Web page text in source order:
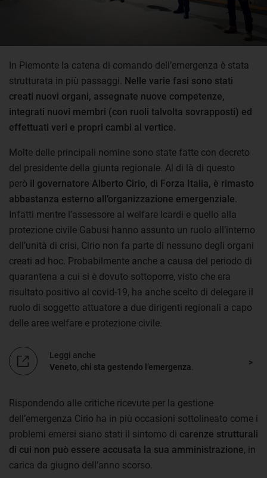
In Piemonte la catena di comando dell’emergenza è stata
strutturata in più passaggi. Nelle varie fasi sono stati
creati nuovi organi, assegnate nuove competenze,
integrati nuovi membri (con ruoli talvolta sovrapposti) ed
effettuati veri e propri cambi al vertice.
Molte delle principali nomine sono state fatte con decreto
del presidente della giunta regionale. Al di là di questo
però il governatore Alberto Cirio, di Forza Italia, è rimasto
abbastanza esterno all’organizzazione emergenziale
Infatti mentre l’assessore al welfare Icardi e quello alla
protezione civile Gabusi hanno assunto un ruolo all’interno
dell’unità di crisi, Cirio non fa parte di nessuno degli organi
creati ad hoc. Probabilmente anche a causa del periodo di
quarantena a cui si è dovuto sottoporre, visto che era
risultato positivo al covid-19, ha anche scelto di delegare il
ruolo di soggetto attuatore a due dirigenti regionali a capo
delle aree welfare e protezione civile.
Leggi anche
Veneto, chi sta gestendo l’emergenza
Rispondendo alle critiche ricevute per la gestione
dell’emergenza Cirio ha in più occasioni sottolineato come i
problemi emersi siano stati il sintomo di carenze strutturali
di cui non può essere accusata la sua amministrazione, in
carica da giugno dell’anno scorso.